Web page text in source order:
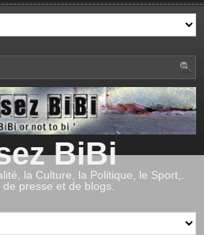
BiBi
la Culture, la Politique, le Sport,.
presse et de blogs.